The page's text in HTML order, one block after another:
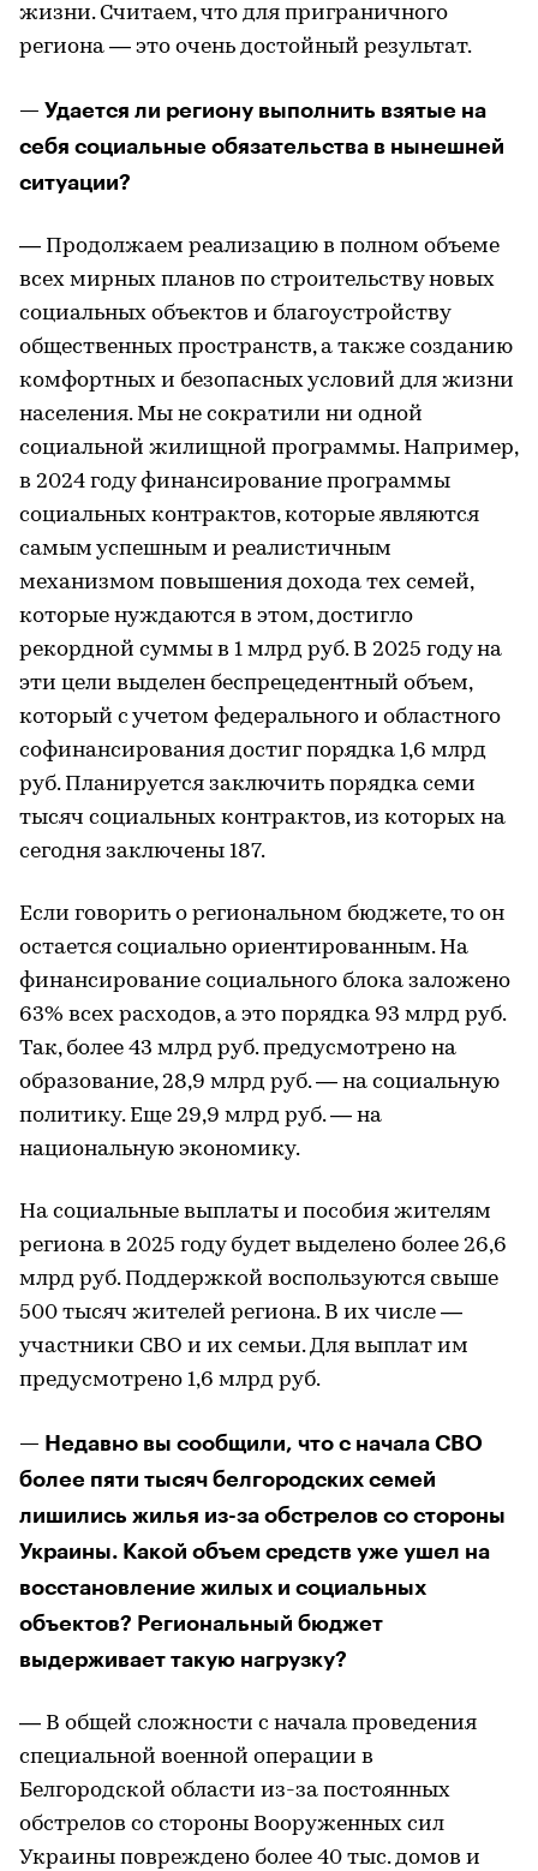
жизни. Считаем, что для приграничного
региона — это очень достойный результат.
— Удается ли региону выполнить взятые на
себя социальные обязательства в нынешней
ситуации?
— Продолжаем реализацию в полном объеме
всех мирных планов по строительству новых
социальных объектов и благоустройству
общественных пространств, а также созданию
комфортных и безопасных условий для жизни
населения. Мы не сократили ни одной
социальной жилищной программы. Например,
в 2024 году финансирование программы
социальных контрактов, которые являются
самым успешным и реалистичным
механизмом повышения дохода тех семей,
которые нуждаются в этом, достигло
рекордной суммы в 1 млрд руб. В 2025 году на
эти цели выделен беспрецедентный объем,
который с учетом федерального и областного
софинансирования достиг порядка 1,6 млрд
руб. Планируется заключить порядка семи
тысяч социальных контрактов, из которых на
сегодня заключены 187.
Если говорить о региональном бюджете, то он
остается социально ориентированным. На
финансирование социального блока заложено
63% всех расходов, а это порядка 93 млрд руб.
Так, более 43 млрд руб. предусмотрено на
образование, 28,9 млрд руб. — на социальную
политику. Еще 29,9 млрд руб. — на
национальную экономику.
На социальные выплаты и пособия жителям
региона в 2025 году будет выделено более 26,6
млрд руб. Поддержкой воспользуются свыше
500 тысяч жителей региона. В их числе —
участники СВО и их семьи. Для выплат им
предусмотрено 1,6 млрд руб.
— Недавно вы сообщили, что с начала СВО
более пяти тысяч белгородских семей
лишились жилья из-за обстрелов со стороны
Украины. Какой объем средств уже ушел на
восстановление жилых и социальных
объектов? Региональный бюджет
выдерживает такую нагрузку?
— В общей сложности с начала проведения
специальной военной операции в
Белгородской области из-за постоянных
обстрелов со стороны Вооруженных сил
Украины повреждено более 40 тыс. домов и